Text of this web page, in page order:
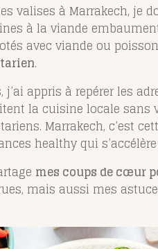
valises à Marrakech, je
à la viande
avec viande ou
.
appris à repérer les
la cuisine locale sans
Marrakech, c’est
healthy qui
mes coups de cœur
mais aussi mes